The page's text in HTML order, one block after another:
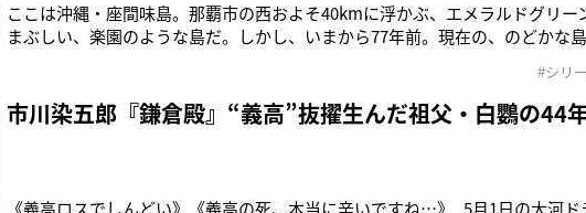
ここは沖縄・座間味島。那覇市の西およそ40kmに浮かぶ、エメラルドグリー
まぶしい、楽園のような島だ。しかし、いまから77年前。現在の、のどかな
の沖縄で、真っ先に大きな被害を受けたのが座間味島だった。米軍が上陸す
#シリ
市川染五郎『鎌倉殿』“義高”抜擢生んだ祖父・白鸚の44
《義高ロスでしんどい》《義高の死、本当に辛いですね…》 5月1日の大河